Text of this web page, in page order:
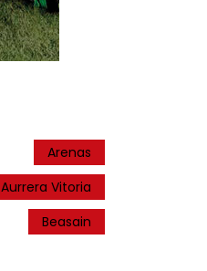
Arenas
Aurrera Vitoria
Beasain